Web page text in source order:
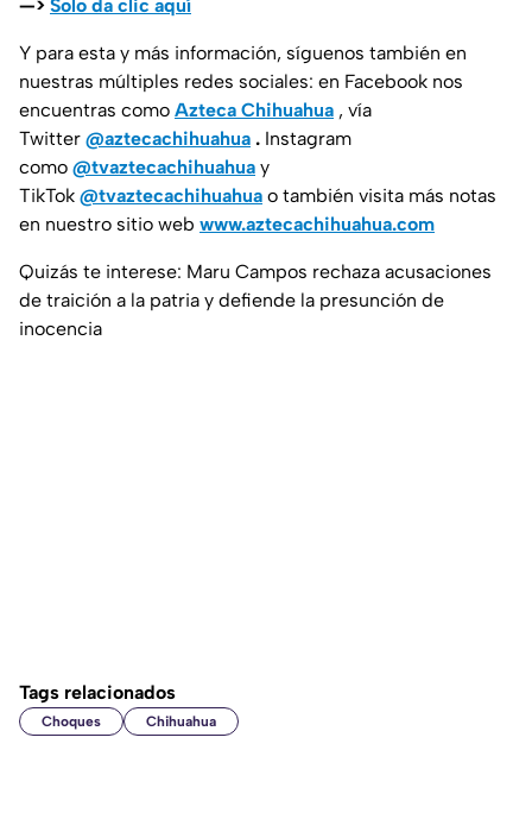
—> Solo da clic aquí
Y para esta y más información, síguenos también en
nuestras múltiples redes sociales: en Facebook nos
encuentras como Azteca Chihuahua , vía
Twitter @aztecachihuahua . Instagram
como @tvaztecachihuahua y
TikTok @tvaztecachihuahua o también visita más notas
en nuestro sitio web www.aztecachihuahua.com
Quizás te interese: Maru Campos rechaza acusaciones
de traición a la patria y defiende la presunción de
inocencia
Tags relacionados
Choques Chihuahua